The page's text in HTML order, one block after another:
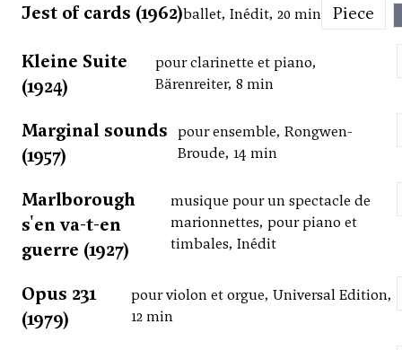
Jest of cards (1962)ballet, Inédit, 20 min Piece
Kleine Suite
(1924)
pour clarinette et piano,
Bärenreiter, 8 min
Marginal sounds
(1957)
pour ensemble, Rongwen-
Broude, 14 min
Marlborough
s'en va-t-en
guerre (1927)
musique pour un spectacle de
marionnettes, pour piano et
timbales, Inédit
Opus 231
(1979)
pour violon et orgue, Universal Edition,
12 min